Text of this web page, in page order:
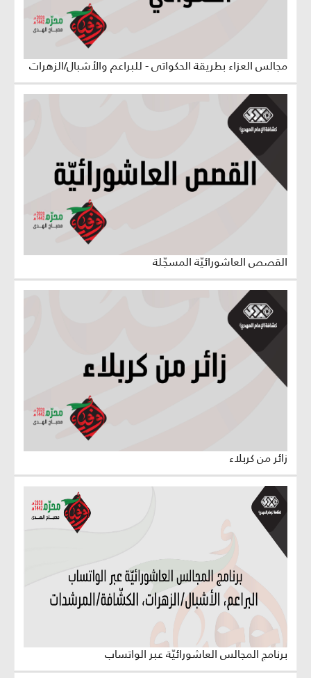
مجالس العزاء بطريقة الحكواتي - للبراعم والأشبال/الزهرات
القصص العاشورائيّة المسجّلة
زائر من كربلاء
برنامج المجالس العاشورائيّة عبر الواتساب